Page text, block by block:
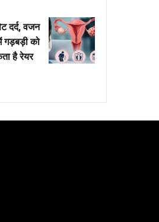
दर्द, वजन
गड़बड़ी को
है रेयर